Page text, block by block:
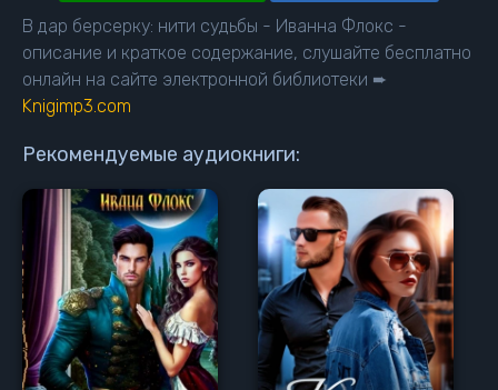
В дар берсерку: нити судьбы - Иванна Флокс -
описание и краткое содержание, слушайте бесплатно
онлайн на сайте электронной библиотеки ➨
Knigimp3.com
Рекомендуемые аудиокниги: